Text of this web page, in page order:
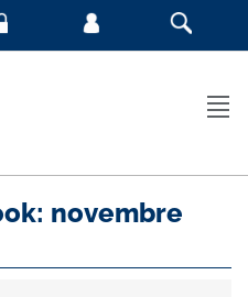
novembre